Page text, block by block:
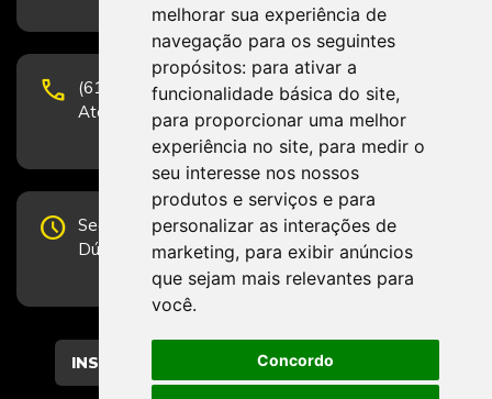
melhorar sua experiência de
navegação para os seguintes
propósitos: para ativar a
funcionalidade básica do site,
para proporcionar uma melhor
experiência no site, para medir o
seu interesse nos nossos
produtos e serviços e para
personalizar as interações de
marketing, para exibir anúncios
que sejam mais relevantes para
você.
Concordo
phone
(61) 3223-1652 e (61) 98131-3801.
Atendimento por telefone em horário comercial
schedule Segunda-feira a Sexta-feira de 12h às 19h.
Dúvidas e sugestões pelo Fale Conosco.